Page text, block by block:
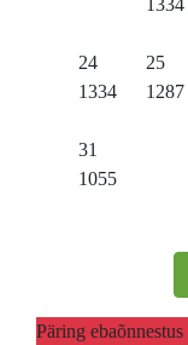
1334
24
1334
25
1287
31
1055
Päring ebaõnnestus